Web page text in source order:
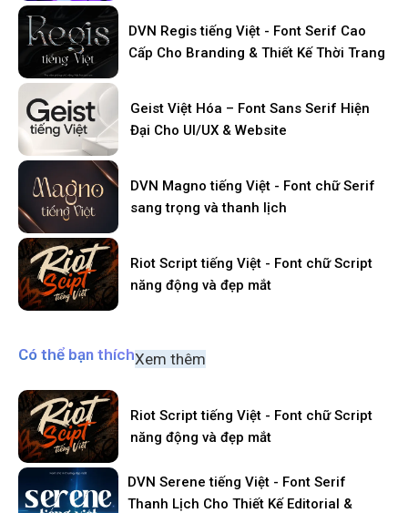
DVN Regis tiếng Việt - Font Serif Cao
Cấp Cho Branding & Thiết Kế Thời Trang
Geist Việt Hóa – Font Sans Serif Hiện
Đại Cho UI/UX & Website
DVN Magno tiếng Việt - Font chữ Serif
sang trọng và thanh lịch
Riot Script tiếng Việt - Font chữ Script
năng động và đẹp mắt
Có thể bạn thíchXem thêm
Riot Script tiếng Việt - Font chữ Script
năng động và đẹp mắt
DVN Serene tiếng Việt - Font Serif
Thanh Lịch Cho Thiết Kế Editorial &